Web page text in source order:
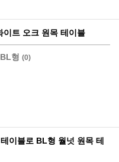
트 오크 원목 테이블
형 (0)
이블로 BL형 월넛 원목 테